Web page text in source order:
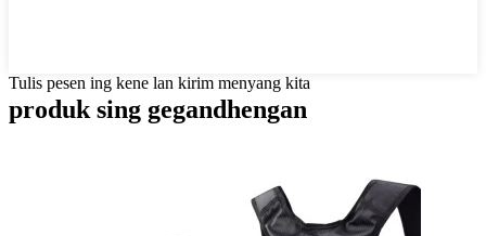
Tulis pesen ing kene lan kirim menyang kita
produk sing gegandhengan